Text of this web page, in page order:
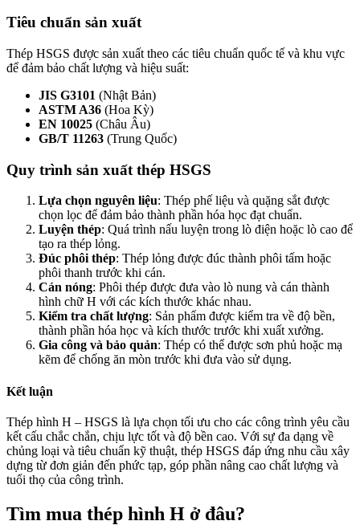
Tiêu chuẩn sản xuất
Thép HSGS được sản xuất theo các tiêu chuẩn quốc tế và khu vực
để đảm bảo chất lượng và hiệu suất:
JIS G3101 (Nhật Bản)
ASTM A36 (Hoa Kỳ)
EN 10025 (Châu Âu)
GB/T 11263 (Trung Quốc)
Quy trình sản xuất thép HSGS
Lựa chọn nguyên liệu: Thép phế liệu và quặng sắt được
chọn lọc để đảm bảo thành phần hóa học đạt chuẩn.
Luyện thép: Quá trình nấu luyện trong lò điện hoặc lò cao để
tạo ra thép lỏng.
Đúc phôi thép: Thép lỏng được đúc thành phôi tấm hoặc
phôi thanh trước khi cán.
Cán nóng: Phôi thép được đưa vào lò nung và cán thành
hình chữ H với các kích thước khác nhau.
Kiểm tra chất lượng: Sản phẩm được kiểm tra về độ bền,
thành phần hóa học và kích thước trước khi xuất xưởng.
Gia công và bảo quản: Thép có thể được sơn phủ hoặc mạ
kẽm để chống ăn mòn trước khi đưa vào sử dụng.
Kết luận
Thép hình H – HSGS là lựa chọn tối ưu cho các công trình yêu cầu
kết cấu chắc chắn, chịu lực tốt và độ bền cao. Với sự đa dạng về
chủng loại và tiêu chuẩn kỹ thuật, thép HSGS đáp ứng nhu cầu xây
dựng từ đơn giản đến phức tạp, góp phần nâng cao chất lượng và
tuổi thọ của công trình.
Tìm mua thép hình H ở đâu?